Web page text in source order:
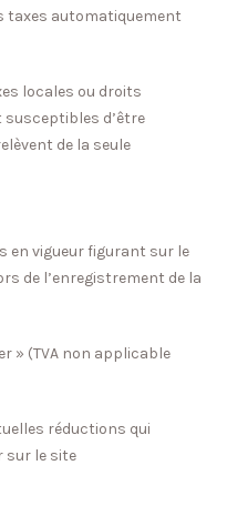
taxes automatiquement
locales ou droits
d’être
de la seule
en vigueur figurant sur le
de l’enregistrement de la
» (TVA non applicable
réductions qui
sur le site